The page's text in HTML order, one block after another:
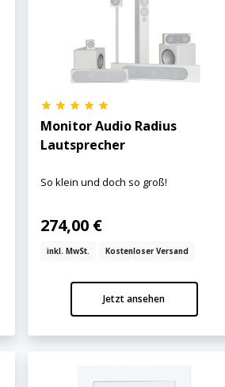
Monitor Audio Radius
Lautsprecher
So klein und doch so groß!
274,00 €
inkl. MwSt. Kostenloser Versand
Jetzt ansehen